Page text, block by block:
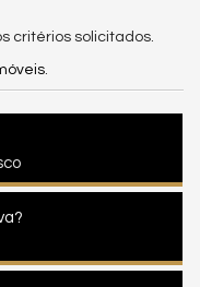
critérios solicitados.
.